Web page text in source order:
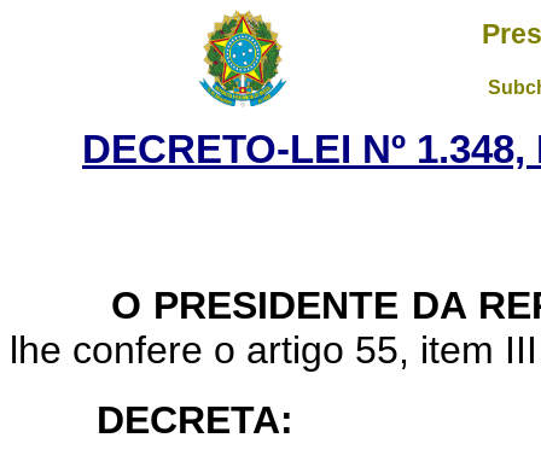
DECRETO-LEI Nº
O PRESIDENTE DA
lhe confere o artigo 55, item
DECRETA: